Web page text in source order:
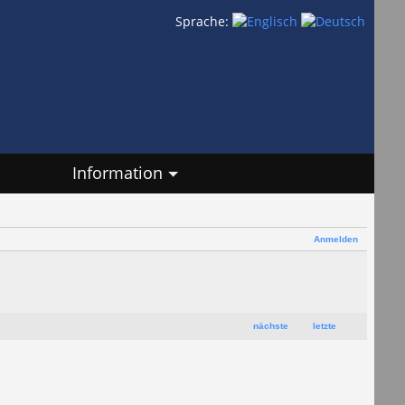
Sprache:
Information
Anmelden
nächste letzte